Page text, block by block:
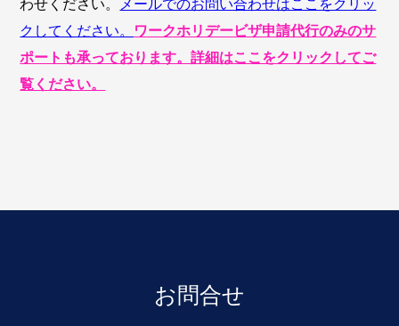
わせください。
メールでのお問い合わせはここをクリッ
クしてください。 ワークホリデービザ申請代行のみのサ
ポートも承っております。詳細はここをクリックしてご
覧ください。
お問合せ